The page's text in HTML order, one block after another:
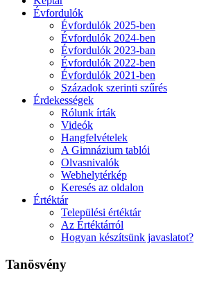
Évfordulók
Évfordulók 2025-ben
Évfordulók 2024-ben
Évfordulók 2023-ban
Évfordulók 2022-ben
Évfordulók 2021-ben
Századok szerinti szűrés
Érdekességek
Rólunk írták
Videók
Hangfelvételek
A Gimnázium tablói
Olvasnivalók
Webhelytérkép
Keresés az oldalon
Értéktár
Települési értéktár
Az Értéktárról
Hogyan készítsünk javaslatot?
Tanösvény